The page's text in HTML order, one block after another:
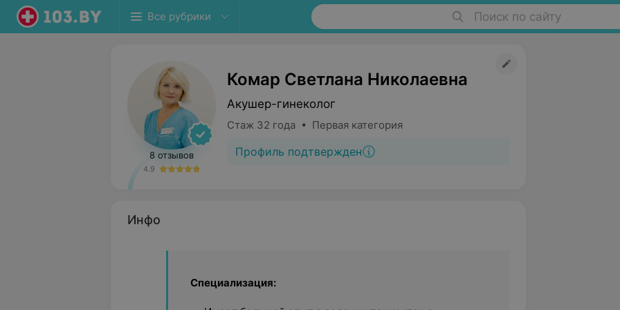
Все рубрики Поиск по сайту
8 отзывов
4.9
Комар Светлана Николаевна
Акушер-гинеколог
Стаж 32 года • Первая категория
Профиль подтвержден
Инфо
Специализация: